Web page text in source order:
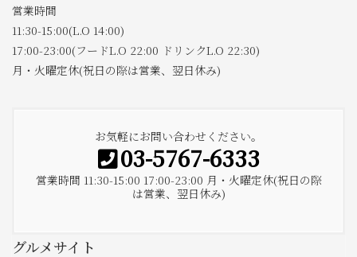
営業時間
11:30-15:00(L.O 14:00)
17:00-23:00(フードL.O 22:00 ドリンクL.O 22:30)
月・火曜定休(祝日の際は営業、翌日休み)
お気軽にお問い合わせください。
03-5767-6333
営業時間 11:30-15:00 17:00-23:00 月・火曜定休(祝日の際
は営業、翌日休み)
グルメサイト